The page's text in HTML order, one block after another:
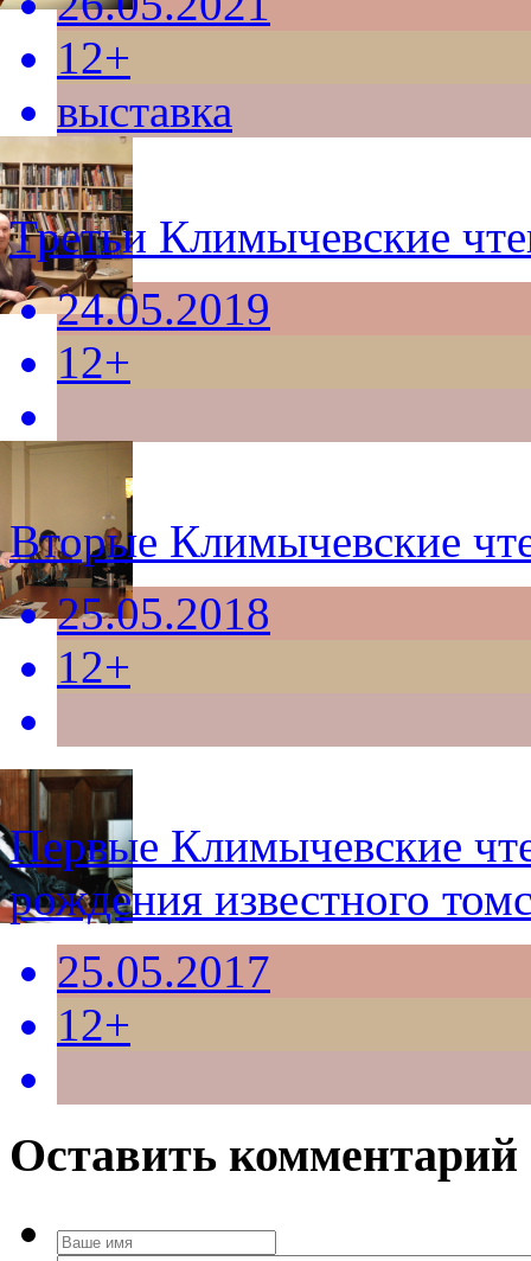
12+
выставка
Третьи Климычевские
24.05.2019
12+
Вторые Климычевские
25.05.2018
12+
Первые Климычевские
рождения известного
25.05.2017
12+
Оставить комментарий